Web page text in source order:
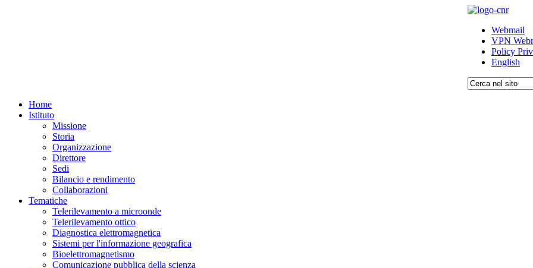
Webmail
VPN
Policy
English
Home
Istituto
Missione
Storia
Organizzazione
Direttore
Sedi
Bilancio e rendimento
Collaborazioni
Tematiche
Telerilevamento a microonde
Telerilevamento ottico
Diagnostica elettromagnetica
Sistemi per l'informazione geografica
Bioelettromagnetismo
Comunicazione pubblica della scienza